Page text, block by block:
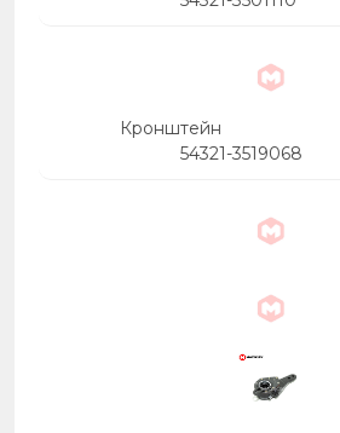
Кронштейн
54321-3519068